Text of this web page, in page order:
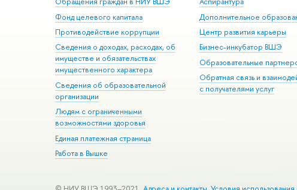
Фонд целевого капитала
Противодействие коррупции
Сведения о доходах, расходах, об
имуществе и обязательствах
имущественного характера
Сведения об образовательной
организации
Людям с ограниченными
возможностями здоровья
Единая платежная страница
Работа в Вышке
Дополнительное
Центр развития карьеры
Бизнес-инкубатор ВШЭ
Образовательные
Обратная связь и
с получателями услуг